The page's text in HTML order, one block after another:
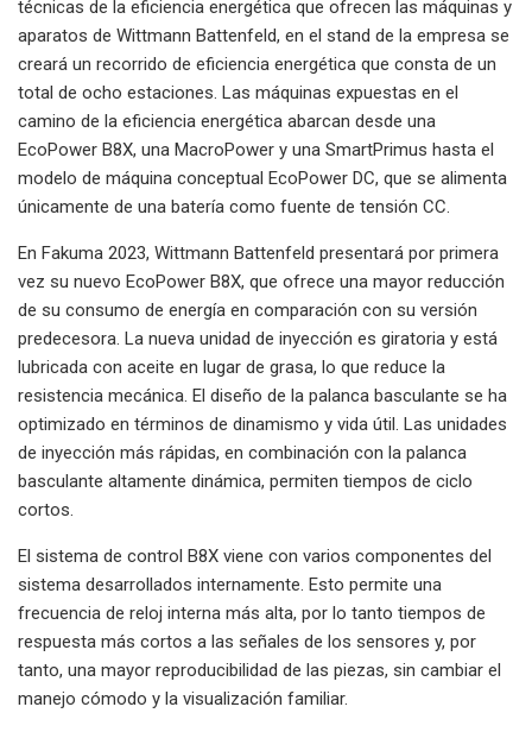
técnicas de la eficiencia energética que ofrecen las máquinas y
aparatos de Wittmann Battenfeld, en el stand de la empresa se
creará un recorrido de eficiencia energética que consta de un
total de ocho estaciones. Las máquinas expuestas en el
camino de la eficiencia energética abarcan desde una
EcoPower B8X, una MacroPower y una SmartPrimus hasta el
modelo de máquina conceptual EcoPower DC, que se alimenta
únicamente de una batería como fuente de tensión CC.
En Fakuma 2023, Wittmann Battenfeld presentará por primera
vez su nuevo EcoPower B8X, que ofrece una mayor reducción
de su consumo de energía en comparación con su versión
predecesora. La nueva unidad de inyección es giratoria y está
lubricada con aceite en lugar de grasa, lo que reduce la
resistencia mecánica. El diseño de la palanca basculante se ha
optimizado en términos de dinamismo y vida útil. Las unidades
de inyección más rápidas, en combinación con la palanca
basculante altamente dinámica, permiten tiempos de ciclo
cortos.
El sistema de control B8X viene con varios componentes del
sistema desarrollados internamente. Esto permite una
frecuencia de reloj interna más alta, por lo tanto tiempos de
respuesta más cortos a las señales de los sensores y, por
tanto, una mayor reproducibilidad de las piezas, sin cambiar el
manejo cómodo y la visualización familiar.